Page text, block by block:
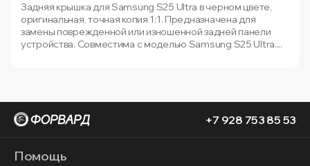
Задняя крышка для Samsung S25 Ultra в черном цвете,
оригинальная, точная копия 1:1. Предназначена для
замены поврежденной или изношенной задней панели
устройства. Совместима с моделью Samsung S25 Ultra....
+7 928 753 85 53
Помощь